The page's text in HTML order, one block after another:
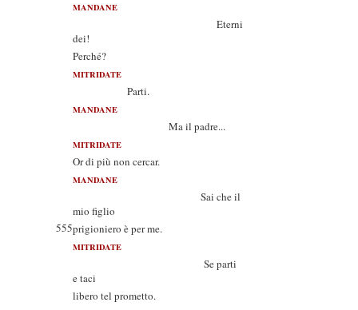
MANDANE
Eterni
dei!
Perché?
MITRIDATE
Parti.
MANDANE
Ma il padre...
MITRIDATE
Or di più non cercar.
MANDANE
Sai che il
mio figlio
555prigioniero è per me.
MITRIDATE
Se parti
e taci
libero tel prometto.